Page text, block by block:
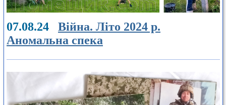
07.08.24 Війна. Літо 2024 р.
Аномальна спека